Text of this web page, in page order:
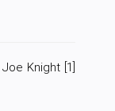
[1] Joe Knight